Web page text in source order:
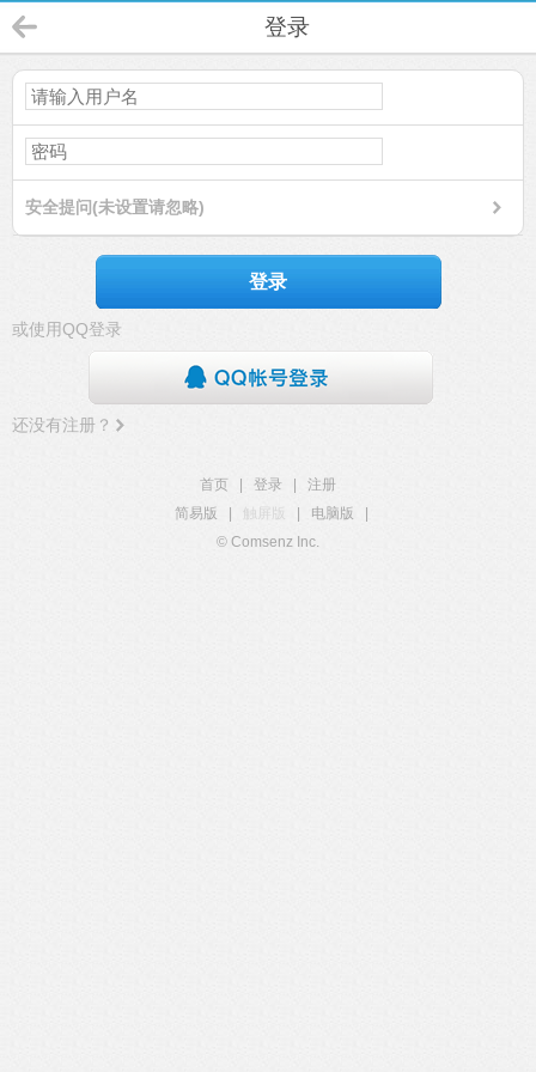
登录
安全提问(未设置请忽略)
登录
或使用QQ登录
还没有注册？
首页 登录
注册
简易版
触屏版 电脑版
© Comsenz Inc.